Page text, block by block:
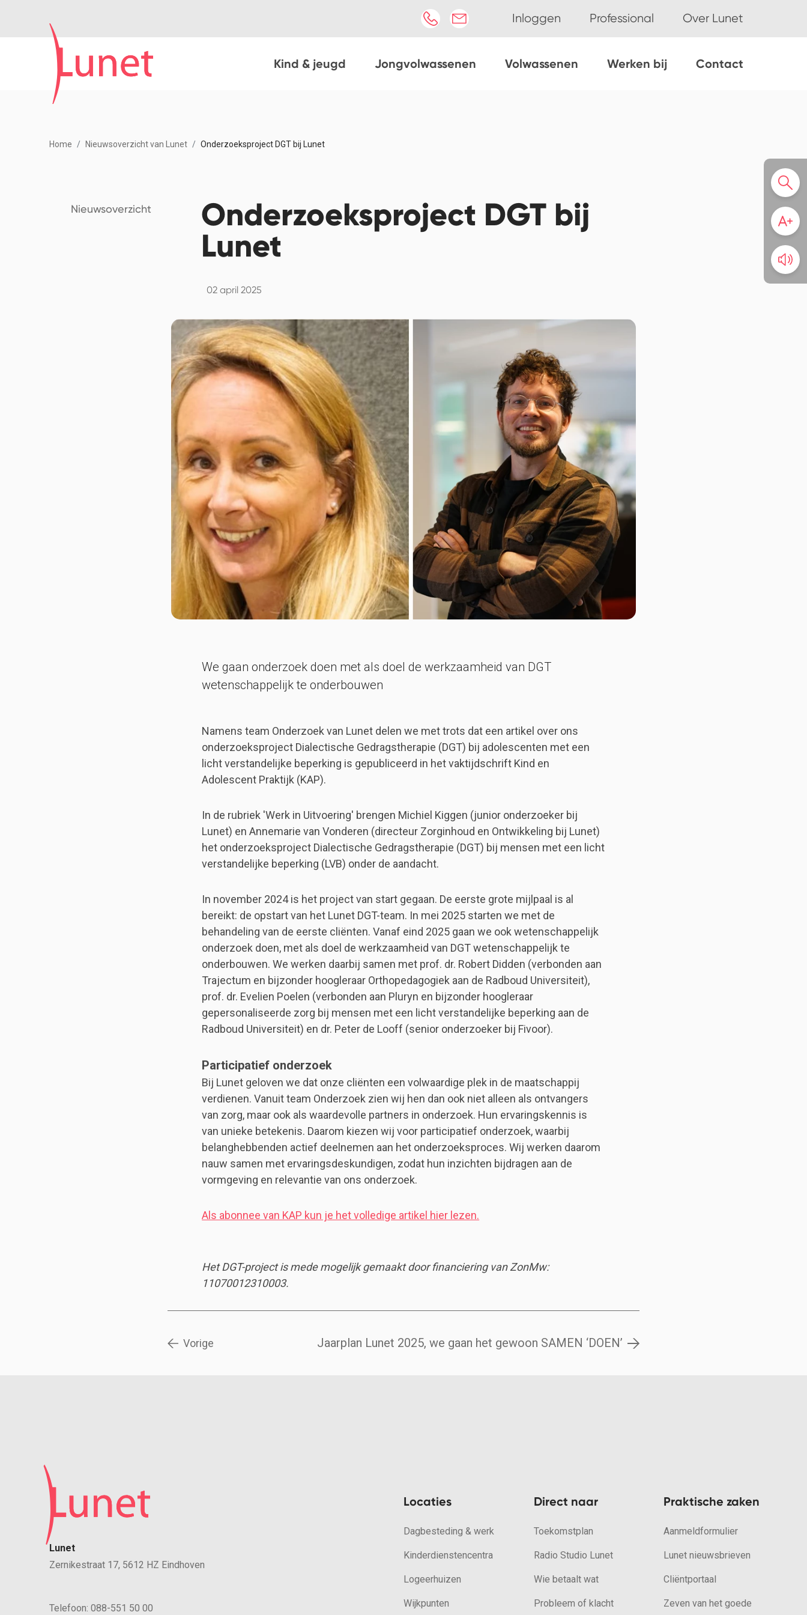
Inloggen Professional Over Lunet
Kind & jeugd Jongvolwassenen Volwassenen Werken bij Contact
Home Nieuwsoverzicht van Lunet Onderzoeksproject DGT bij Lunet
Nieuwsoverzicht
Onderzoeksproject DGT bij
Lunet
02 april 2025
We gaan onderzoek doen met als doel de werkzaamheid van DGT
wetenschappelijk te onderbouwen
Namens team Onderzoek van Lunet delen we met trots dat een artikel over ons
onderzoeksproject Dialectische Gedragstherapie (DGT) bij adolescenten met een
licht verstandelijke beperking is gepubliceerd in het vaktijdschrift Kind en
Adolescent Praktijk (KAP).
In de rubriek 'Werk in Uitvoering' brengen Michiel Kiggen (junior onderzoeker bij
Lunet) en Annemarie van Vonderen (directeur Zorginhoud en Ontwikkeling bij Lunet)
het onderzoeksproject Dialectische Gedragstherapie (DGT) bij mensen met een licht
verstandelijke beperking (LVB) onder de aandacht.
In november 2024 is het project van start gegaan. De eerste grote mijlpaal is al
bereikt: de opstart van het Lunet DGT-team. In mei 2025 starten we met de
behandeling van de eerste cliënten. Vanaf eind 2025 gaan we ook wetenschappelijk
onderzoek doen, met als doel de werkzaamheid van DGT wetenschappelijk te
onderbouwen. We werken daarbij samen met prof. dr. Robert Didden (verbonden aan
Trajectum en bijzonder hoogleraar Orthopedagogiek aan de Radboud Universiteit),
prof. dr. Evelien Poelen (verbonden aan Pluryn en bijzonder hoogleraar
gepersonaliseerde zorg bij mensen met een licht verstandelijke beperking aan de
Radboud Universiteit) en dr. Peter de Looff (senior onderzoeker bij Fivoor).
Participatief onderzoek
Bij Lunet geloven we dat onze cliënten een volwaardige plek in de maatschappij
verdienen. Vanuit team Onderzoek zien wij hen dan ook niet alleen als ontvangers
van zorg, maar ook als waardevolle partners in onderzoek. Hun ervaringskennis is
van unieke betekenis. Daarom kiezen wij voor participatief onderzoek, waarbij
belanghebbenden actief deelnemen aan het onderzoeksproces. Wij werken daarom
nauw samen met ervaringsdeskundigen, zodat hun inzichten bijdragen aan de
vormgeving en relevantie van ons onderzoek.
Als abonnee van KAP kun je het volledige artikel hier lezen.
Het DGT-project is mede mogelijk gemaakt door financiering van ZonMw:
11070012310003.
Vorige Jaarplan Lunet 2025, we gaan het gewoon SAMEN ‘DOEN’
Lunet
Zernikestraat 17, 5612 HZ Eindhoven
Telefoon: 088-551 50 00
Locaties
Dagbesteding & werk
Kinderdienstencentra
Logeerhuizen
Wijkpunten
Direct naar
Toekomstplan
Radio Studio Lunet
Wie betaalt wat
Probleem of klacht
Praktische zaken
Aanmeldformulier
Lunet nieuwsbrieven
Cliëntportaal
Zeven van het goede